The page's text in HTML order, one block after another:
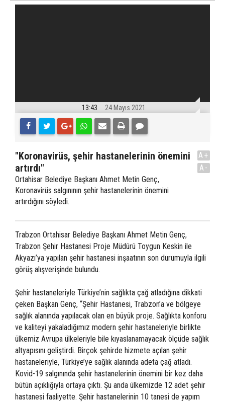
13:43 24 Mayıs 2021
"Koronavirüs, şehir hastanelerinin önemini
artırdı"
Ortahisar Belediye Başkanı Ahmet Metin Genç,
Koronavirüs salgınının şehir hastanelerinin önemini
artırdığını söyledi.
A+
A-
Trabzon Ortahisar Belediye Başkanı Ahmet Metin Genç,
Trabzon Şehir Hastanesi Proje Müdürü Toygun Keskin ile
Akyazı’ya yapılan şehir hastanesi inşaatının son durumuyla ilgili
görüş alışverişinde bulundu.
Şehir hastaneleriyle Türkiye’nin sağlıkta çağ atladığına dikkati
çeken Başkan Genç, “Şehir Hastanesi, Trabzon’a ve bölgeye
sağlık alanında yapılacak olan en büyük proje. Sağlıkta konforu
ve kaliteyi yakaladığımız modern şehir hastaneleriyle birlikte
ülkemiz Avrupa ülkeleriyle bile kıyaslanamayacak ölçüde sağlık
altyapısını geliştirdi. Birçok şehirde hizmete açılan şehir
hastaneleriyle, Türkiye’ye sağlık alanında adeta çağ atladı.
Kovid-19 salgınında şehir hastanelerinin önemini bir kez daha
bütün açıklığıyla ortaya çıktı. Şu anda ülkemizde 12 adet şehir
hastanesi faaliyette. Şehir hastanelerinin 10 tanesi de yapım